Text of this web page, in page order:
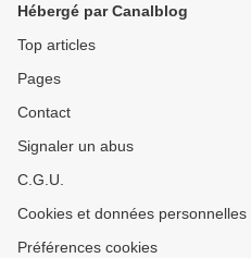
Hébergé par Canalblog
Top articles
Pages
Contact
Signaler un abus
C.G.U.
Cookies et données personnelles
Préférences cookies